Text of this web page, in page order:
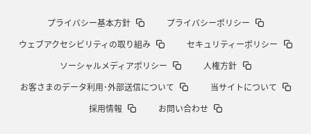
2025年12月25日(木)更新
2025年12月18日(木)更新
プライバシー基本方針
プライバシーポリシー
ウェブアクセシビリティの取り組み
セキュリティーポリシー
ソーシャルメディアポリシー
人権方針
お客さまのデータ利用･外部送信について
当サイトについて
採用情報
お問い合わせ